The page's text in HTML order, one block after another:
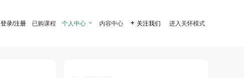
登录/注册 已购课程 个人中心  内容中心  关注我们 进入关怀模式